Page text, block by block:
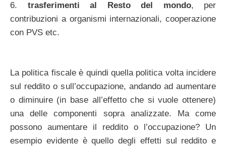
6. trasferimenti al Resto del mondo, per
contribuzioni a organismi internazionali, cooperazione
con PVS etc.
La politica fiscale è quindi quella politica volta incidere
sul reddito o sull’occupazione, andando ad aumentare
o diminuire (in base all’effetto che si vuole ottenere)
una delle componenti sopra analizzate. Ma come
possono aumentare il reddito o l’occupazione? Un
esempio evidente è quello degli effetti sul reddito e